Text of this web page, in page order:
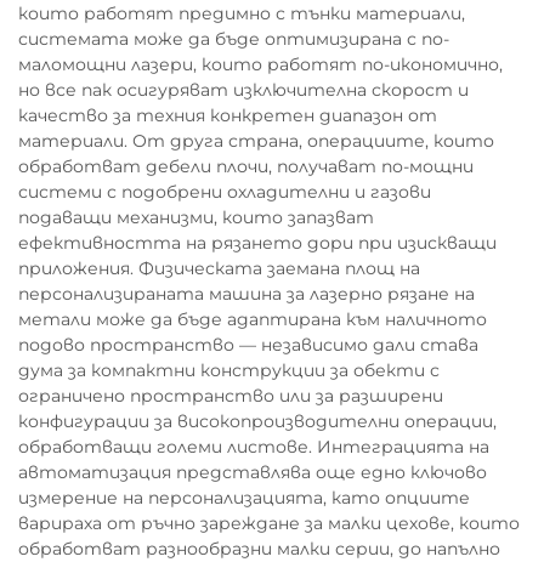
които работят предимно с тънки материали,
системата може да бъде оптимизирана с по-
маломощни лазери, които работят по-икономично,
но все пак осигуряват изключителна скорост и
качество за техния конкретен диапазон от
материали. От друга страна, операциите, които
обработват дебели плочи, получават по-мощни
системи с подобрени охладителни и газови
подаващи механизми, които запазват
ефективността на рязането дори при изискващи
приложения. Физическата заемана площ на
персонализираната машина за лазерно рязане на
метали може да бъде адаптирана към наличното
подово пространство — независимо дали става
дума за компактни конструкции за обекти с
ограничено пространство или за разширени
конфигурации за високопроизводителни операции,
обработващи големи листове. Интеграцията на
автоматизация представлява още едно ключово
измерение на персонализацията, като опциите
варираха от ръчно зареждане за малки цехове, които
обработват разнообразни малки серии, до напълно